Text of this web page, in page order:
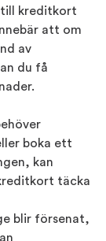
till kreditkort
att om
av
du få
boka ett
kan
täcka
blir försenat,